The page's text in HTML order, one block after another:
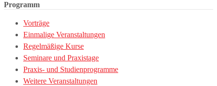
Programm
Vorträge
Einmalige Veranstaltungen
Regelmäßige Kurse
Seminare und Praxistage
Praxis- und Studienprogramme
Weitere Veranstaltungen